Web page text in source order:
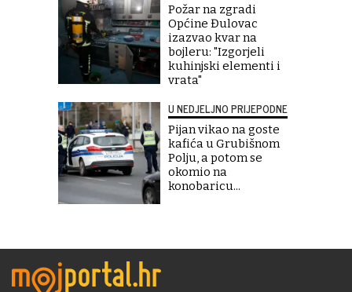
Požar na zgradi
Općine Đulovac
izazvao kvar na
bojleru: "Izgorjeli
kuhinjski elementi i
vrata"
U NEDJELJNO PRIJEPODNE
Pijan vikao na goste
kafića u Grubišnom
Polju, a potom se
okomio na
konobaricu...